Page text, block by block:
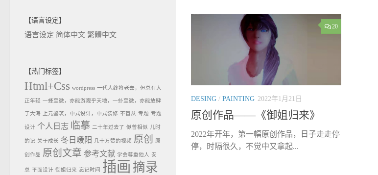
20
DESING / PAINTING 2022年1月21日
原创作品——《御姐归来》
2022年开年，第一幅原创作品，日子走走停
停，时隔很久，不觉中又拿起...
【语言设定】
语言设定 简体中文 繁體中文
【热门标签】
Html+Css wordpress 一代人终将老去，但总有人
正年轻 一蜂至微，亦能游观乎天地，一虲至微，亦能放肆
于大海 上元鉴筑，中式设计，中式装修 不盲从 专题 专题
设计 个人日志 临摹 二十年过去了 似曾相似 儿时
的记 关于成长 冬日暖阳 几十万赞的视频 原创 原
创作品 原创文章 参考文献 学会尊重他人 安
总 平面设计 御姐归来 忘记时间 插画 摘录